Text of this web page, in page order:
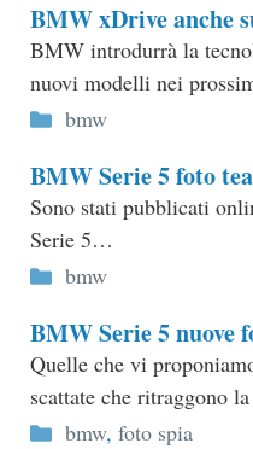
BMW xDrive anche
BMW introdurrà la
nuovi modelli nei
Categorie
bmw
BMW Serie 5 foto
Sono stati pubblicati
Serie 5…
Categorie
bmw
BMW Serie 5 nuove
Quelle che vi
scattate che ritraggono
Categorie
bmw, foto spia